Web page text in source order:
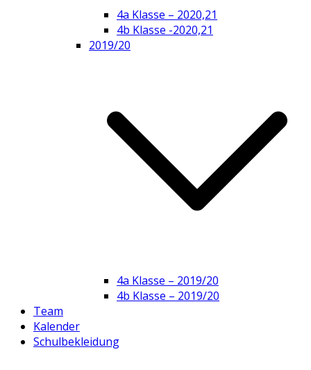
4a Klasse – 2020,21
4b Klasse -2020,21
2019/20
4a Klasse – 2019/20
4b Klasse – 2019/20
Team
Kalender
Schulbekleidung